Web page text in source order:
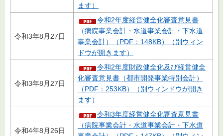
ます）
令和3年8月27日
令和2年度経営健全化審査意見書
（病院事業会計・水道事業会計・下水道
事業会計）（PDF：148KB）（別ウィン
ドウが開きます）
令和3年8月27日
令和2年度財政健全化及び経営健全
化審査意見書（都市開発事業特別会計）
（PDF：253KB）（別ウィンドウが開き
ます）
令和4年8月26日
令和3年度経営健全化審査意見書
（病院事業会計・水道事業会計・下水道